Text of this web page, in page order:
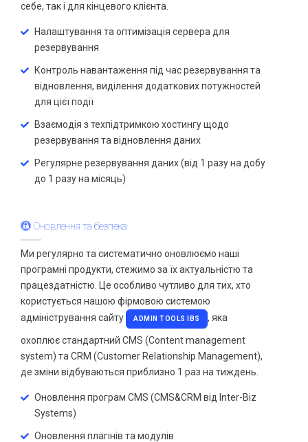
себе, так і для кінцевого клієнта.
Налаштування та оптимізація сервера для
резервування
Контроль навантаження під час резервування та
відновлення, виділення додаткових потужностей
для цієї події
Взаємодія з техпідтримкою хостингу щодо
резервування та відновлення даних
Регулярне резервування даних (від 1 разу на добу
до 1 разу на місяць)
Оновлення та безпека
Ми регулярно та систематично оновлюємо наші
програмні продукти, стежимо за їх актуальністю та
працездатністю. Це особливо чутливо для тих, хто
користується нашою фірмовою системою
адміністрування сайту
ADMIN TOOLS IBS , яка
охоплює стандартний CMS (Content management
system) та CRM (Customer Relationship Management),
де зміни відбуваються приблизно 1 раз на тиждень.
Оновлення програм CMS (CMS&CRM від Inter-Biz
Systems)
Оновлення плагінів та модулів